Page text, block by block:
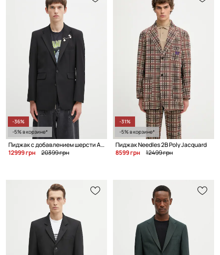
-36%
-5% в корзине*
Пиджак с добавлением шерсти Aries
12999 грн
20399 грн
-31%
-5% в корзине*
Пиджак Needles 2B Poly Jacquard
8599 грн
12499 грн